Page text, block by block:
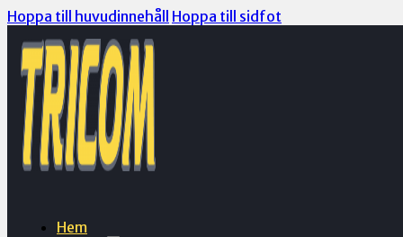
Hoppa till huvudinnehåll Hoppa till sidfot
Hem